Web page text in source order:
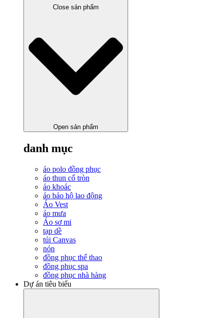
Close sản phẩm
Open sản phẩm
danh mục
áo polo đồng phục
áo thun cổ tròn
áo khoác
áo bảo hộ lao động
Áo Vest
áo mưa
Áo sơ mi
tạp dề
túi Canvas
nón
đồng phục thể thao
đồng phục spa
đồng phục nhà hàng
Dự án tiêu biểu